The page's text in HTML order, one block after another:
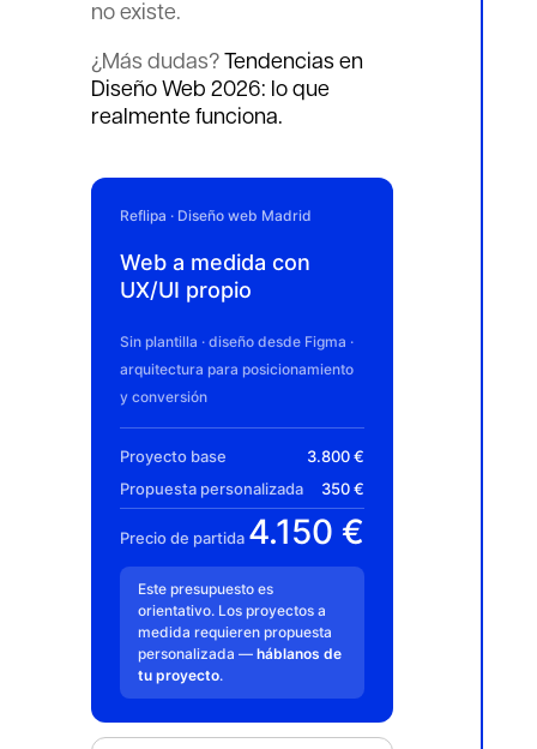
no existe.
¿Más dudas?
Tendencias en
Diseño Web 2026: lo que
realmente funciona.
Reflipa · Diseño web Madrid
Web a medida con
UX/UI propio
Sin plantilla · diseño desde Figma ·
arquitectura para posicionamiento
y conversión
Proyecto base
3.800 €
Propuesta personalizada
350 €
Precio de partida 4.150 €
Este presupuesto es
orientativo. Los proyectos a
medida requieren propuesta
personalizada — háblanos de
tu proyecto.